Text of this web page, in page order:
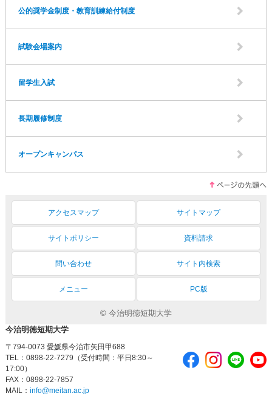
公的奨学金制度・教育訓練給付制度
試験会場案内
留学生入試
長期履修制度
オープンキャンパス
アクセスマップ サイトマップ
サイトポリシー 資料請求
問い合わせ サイト内検索
メニュー PC版
© 今治明徳短期大学
今治明徳短期大学
〒794-0073 愛媛県今治市矢田甲688
TEL：0898-22-7279（受付時間：平日8:30～
17:00）
FAX：0898-22-7857
MAIL： info@meitan.ac.jp